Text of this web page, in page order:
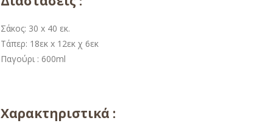
Σάκος: 30 x 40 εκ.
Τάπερ: 18εκ x 12εκ χ 6εκ
Παγούρι : 600ml
Χαρακτηριστικά :